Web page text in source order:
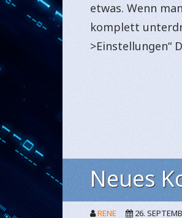
etwas. Wenn
komplett
>Einstellungen“
Neues
RENE 26.